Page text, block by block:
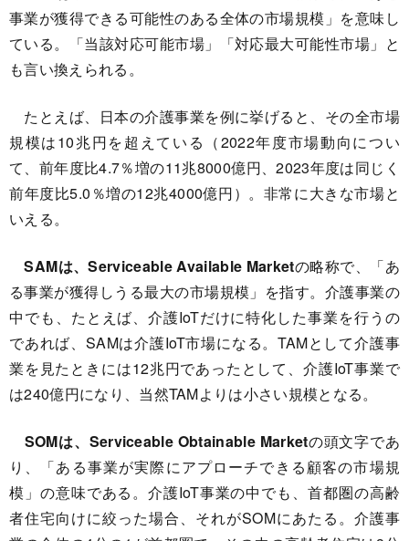
事業が獲得できる可能性のある全体の市場規模」を意味し
ている。「当該対応可能市場」「対応最大可能性市場」と
も言い換えられる。
たとえば、日本の介護事業を例に挙げると、その全市場
規模は10兆円を超えている（2022年度市場動向につい
て、前年度比4.7％増の11兆8000億円、2023年度は同じく
前年度比5.0％増の12兆4000億円）。非常に大きな市場と
いえる。
SAMは、Serviceable Available Marketの略称で、「あ
る事業が獲得しうる最大の市場規模」を指す。介護事業の
中でも、たとえば、介護IoTだけに特化した事業を行うの
であれば、SAMは介護IoT市場になる。TAMとして介護事
業を見たときには12兆円であったとして、介護IoT事業で
は240億円になり、当然TAMよりは小さい規模となる。
SOMは、Serviceable Obtainable Marketの頭文字であ
り、「ある事業が実際にアプローチできる顧客の市場規
模」の意味である。介護IoT事業の中でも、首都圏の高齢
者住宅向けに絞った場合、それがSOMにあたる。介護事